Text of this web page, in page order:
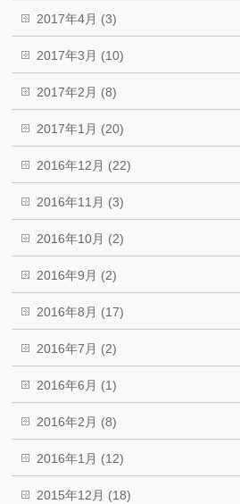
2017年4月 (3)
2017年3月 (10)
2017年2月 (8)
2017年1月 (20)
2016年12月 (22)
2016年11月 (3)
2016年10月 (2)
2016年9月 (2)
2016年8月 (17)
2016年7月 (2)
2016年6月 (1)
2016年2月 (8)
2016年1月 (12)
2015年12月 (18)